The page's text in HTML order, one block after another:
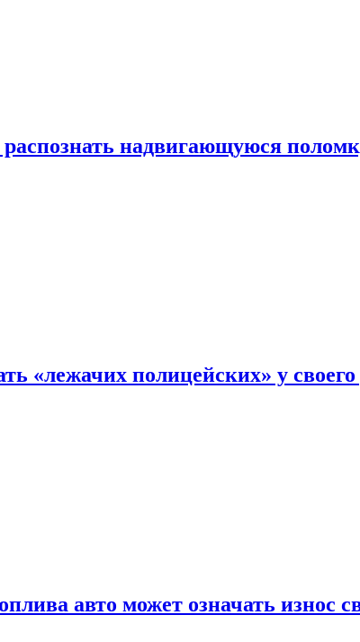
надвигающуюся
«лежачих полицейских» у
авто может означать износ